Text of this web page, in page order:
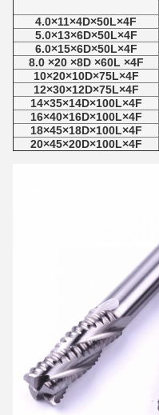
4.0×11×4D×50L×4F
5.0×13×6D×50L×4F
6.0×15×6D×50L×4F
8.0 ×20 ×8D ×60L ×4F
10×20×10D×75L×4F
12×30×12D×75L×4F
14×35×14D×100L×4F
16×40×16D×100L×4F
18×45×18D×100L×4F
20×45×20D×100L×4F